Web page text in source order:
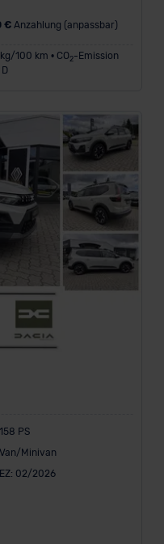
€Anzahlung (anpassbar)
100 km • CO 2-Emission
158 PS
Minivan
EZ: 02/2026